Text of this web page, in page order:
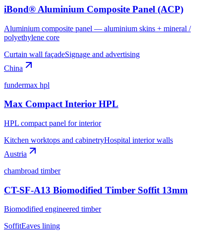
iBond® Aluminium Composite Panel (ACP)
Aluminium composite panel — aluminium skins + mineral /
polyethylene core
Curtain wall façadeSignage and advertising
China
fundermax hpl
Max Compact Interior HPL
HPL compact panel for interior
Kitchen worktops and cabinetryHospital interior walls
Austria
chambroad timber
CT-SF-A13 Biomodified Timber Soffit 13mm
Biomodified engineered timber
SoffitEaves lining